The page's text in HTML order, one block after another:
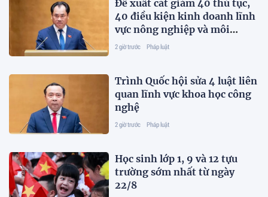
Đề xuất cắt giảm 40 thủ tục,
40 điều kiện kinh doanh lĩnh
vực nông nghiệp và môi
trường
2 giờ trước Pháp luật
Trình Quốc hội sửa 4 luật liên
quan lĩnh vực khoa học công
nghệ
2 giờ trước Pháp luật
Học sinh lớp 1, 9 và 12 tựu
trường sớm nhất từ ngày
22/8